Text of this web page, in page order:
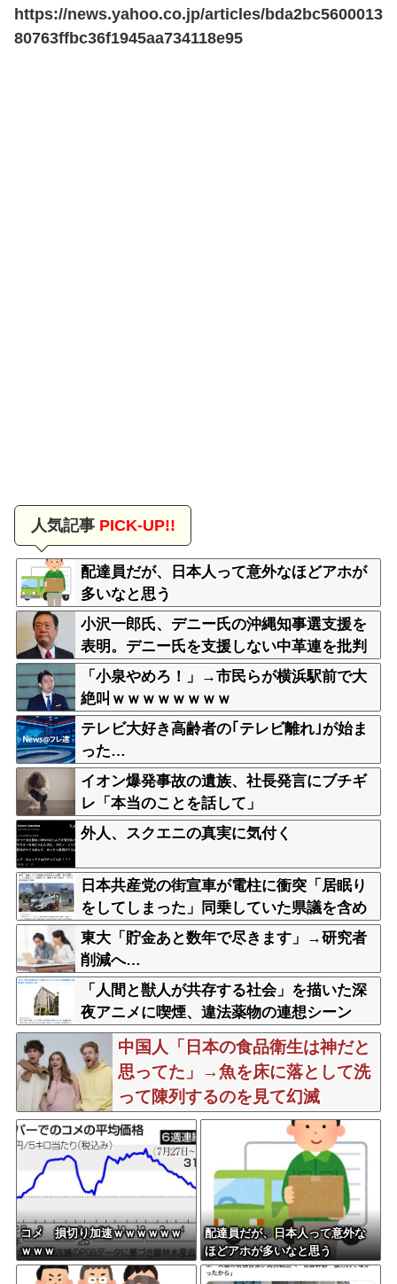
https://news.yahoo.co.jp/articles/bda2bc5600013
80763ffbc36f1945aa734118e95
人気記事PICK-UP!!
配達員だが、日本人って意外なほどアホが
多いなと思う
小沢一郎氏、デニー氏の沖縄知事選支援を
表明。デニー氏を支援しない中革連を批判
「小泉やめろ！」→市民らが横浜駅前で大
絶叫ｗｗｗｗｗｗｗｗ
テレビ大好き高齢者の｢テレビ離れ｣が始ま
った…
イオン爆発事故の遺族、社長発言にブチギ
レ「本当のことを話して」
外人、スクエニの真実に気付く
日本共産党の街宣車が電柱に衝突「居眠り
をしてしまった」同乗していた県議を含め
男女3人重傷
東大「貯金あと数年で尽きます」→研究者
削減へ…
「人間と獣人が共存する社会」を描いた深
夜アニメに喫煙、違法薬物の連想シーン
も…視聴者批判でBPO議論
中国人「日本の食品衛生は神だと
思ってた」→魚を床に落として洗
って陳列するのを見て幻滅
コメ 損切り加速ｗｗｗｗｗｗ
ｗｗｗ
配達員だが、日本人って意外な
ほどアホが多いなと思う